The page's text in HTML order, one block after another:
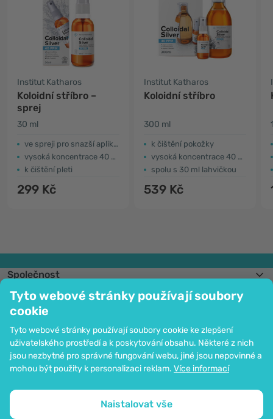
Tyto webové stránky používají soubory
cookie
Tyto webové stránky používají soubory cookie ke zlepšení
uživatelského prostředí a k poskytování obsahu. Některé z nich
jsou nezbytné pro správné fungování webu, jiné jsou nepovinné a
mohou být použity k personalizaci reklam. Více informací
Naistalovat vše
Institut Katharos
Koloidní stříbro –
sprej
30 ml
ve spreji pro snazší aplikaci
vysoká koncentrace 40 ppm
k čištění pleti
299 Kč
Institut Katharos
Koloidní stříbro
300 ml
k čištění pokožky
vysoká koncentrace 40 ppm
spolu s 30 ml lahvičkou
539 Kč
Společnost
Informace
Připojte se k nám
Pomoc a objednávky
Možnost platby kartou. Ochrana osobních údajů zaručena pomocí šifrování
SSL.
Mapa stránek